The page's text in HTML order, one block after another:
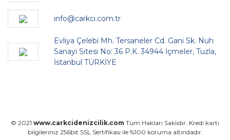
info@carkci.com.tr
Evliya Çelebi Mh. Tersaneler Cd. Gani Sk. Nuh
Sanayi Sitesi No: 36 P.K. 34944 İçmeler, Tuzla,
İstanbul TÜRKİYE
© 2021 www.carkcidenizcilik.com Tüm Hakları Saklıdır. Kredi kartı
bilgileriniz 256bit SSL Sertifikası ile %100 koruma altındadır.